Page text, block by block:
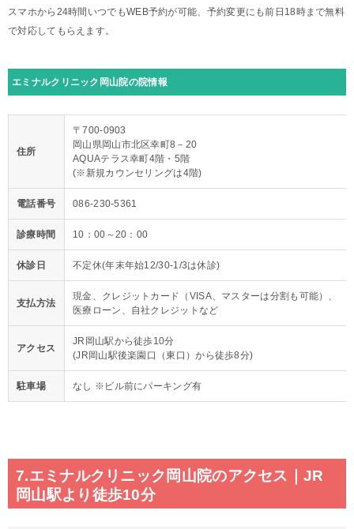
スマホから24時間いつでもWEB予約が可能、予約変更にも前日18時まで無料
で対応してもらえます。
エミナルクリニック岡山院の院情報
住所
〒700-0903
岡山県岡山市北区幸町8－20
AQUAテラス幸町4階・5階
(※新規カウンセリングは4階)
電話番号 086-230-5361
診療時間 10：00～20：00
休診日 不定休(年末年始12/30-1/3は休診)
支払方法
現金、クレジットカード（VISA、マスターは分割も可能）、
医療ローン、自社クレジットなど
アクセス
JR岡山駅から徒歩10分
(JR岡山駅後楽園口（東口）から徒歩8分)
駐車場 なし ※ビル前にパーキング有
7.エミナルクリニック岡山院のアクセス｜JR
岡山駅より徒歩10分